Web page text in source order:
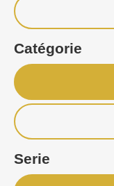
Catégorie
Serie